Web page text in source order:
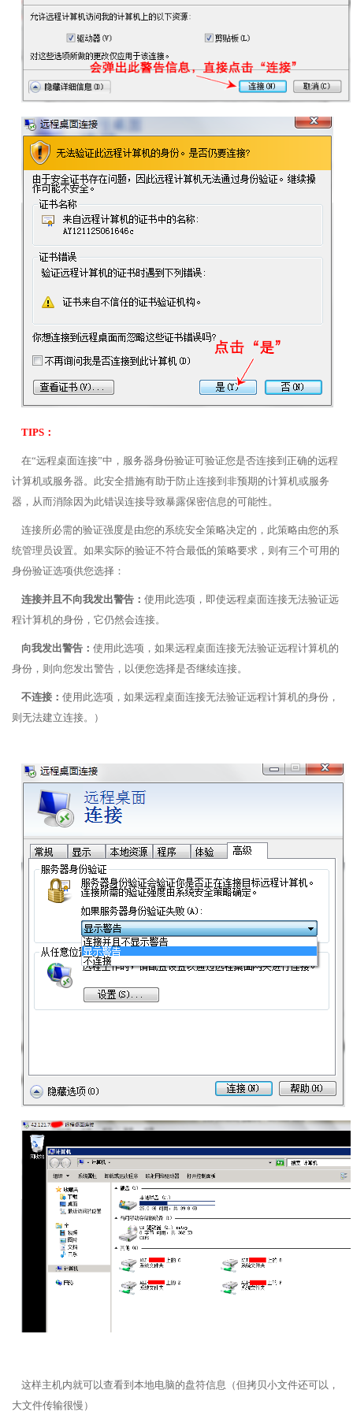
TIPS：
在“远程桌面连接”中，服务器身份验证可验证您是否连接到正确的远程
计算机或服务器。此安全措施有助于防止连接到非预期的计算机或服务
器，从而消除因为此错误连接导致暴露保密信息的可能性。
连接所必需的验证强度是由您的系统安全策略决定的，此策略由您的系
统管理员设置。如果实际的验证不符合最低的策略要求，则有三个可用的
身份验证选项供您选择：
连接并且不向我发出警告： 使用此选项，即使远程桌面连接无法验证远
程计算机的身份，它仍然会连接。
向我发出警告： 使用此选项，如果远程桌面连接无法验证远程计算机的
身份，则向您发出警告，以便您选择是否继续连接。
不连接： 使用此选项，如果远程桌面连接无法验证远程计算机的身份，
则无法建立连接。）
这样主机内就可以查看到本地电脑的盘符信息（但拷贝小文件还可以，
大文件传输很慢）